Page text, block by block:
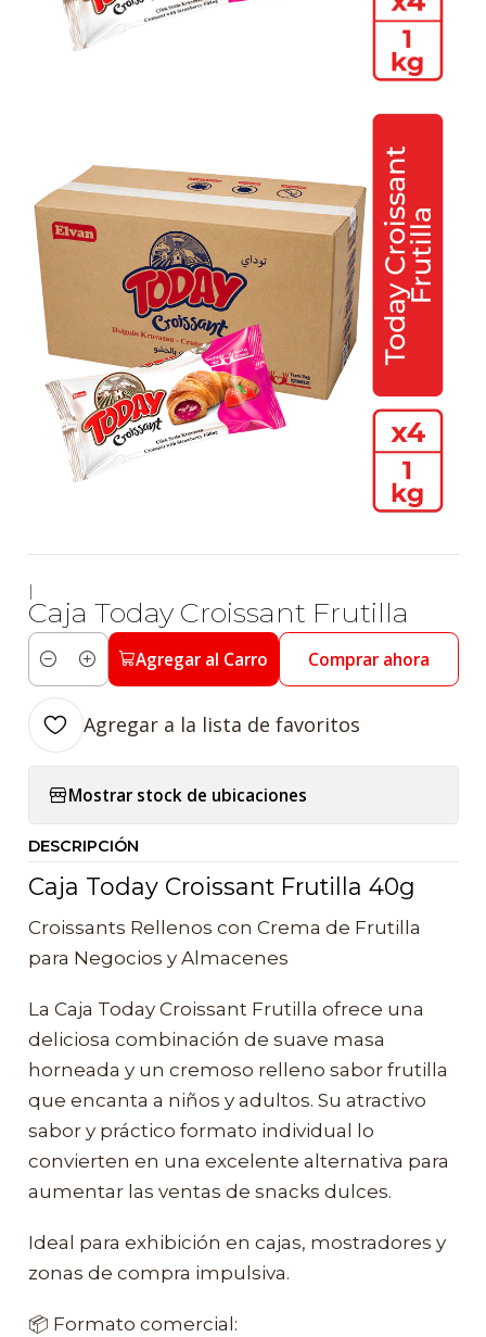
|
Caja Today Croissant Frutilla
Cantidad
Agregar al Carro Comprar ahora
Agregar a la lista de favoritos
Mostrar stock de ubicaciones
DESCRIPCIÓN
Caja Today Croissant Frutilla 40g
Croissants Rellenos con Crema de Frutilla
para Negocios y Almacenes
La Caja Today Croissant Frutilla ofrece una
deliciosa combinación de suave masa
horneada y un cremoso relleno sabor frutilla
que encanta a niños y adultos. Su atractivo
sabor y práctico formato individual lo
convierten en una excelente alternativa para
aumentar las ventas de snacks dulces.
Ideal para exhibición en cajas, mostradores y
zonas de compra impulsiva.
📦 Formato comercial: